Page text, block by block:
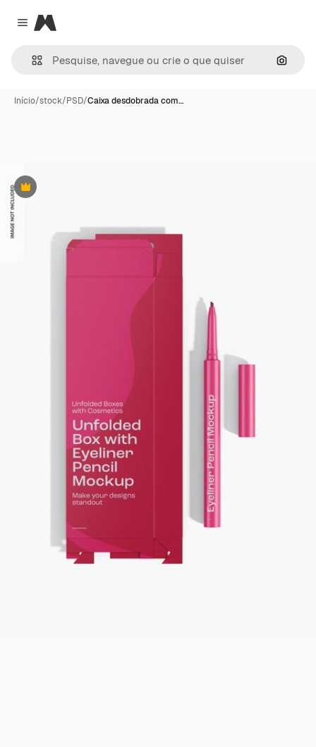
Close menu
Magnific
Início/stock/PSD/Caixa desdobrada com…
Premium